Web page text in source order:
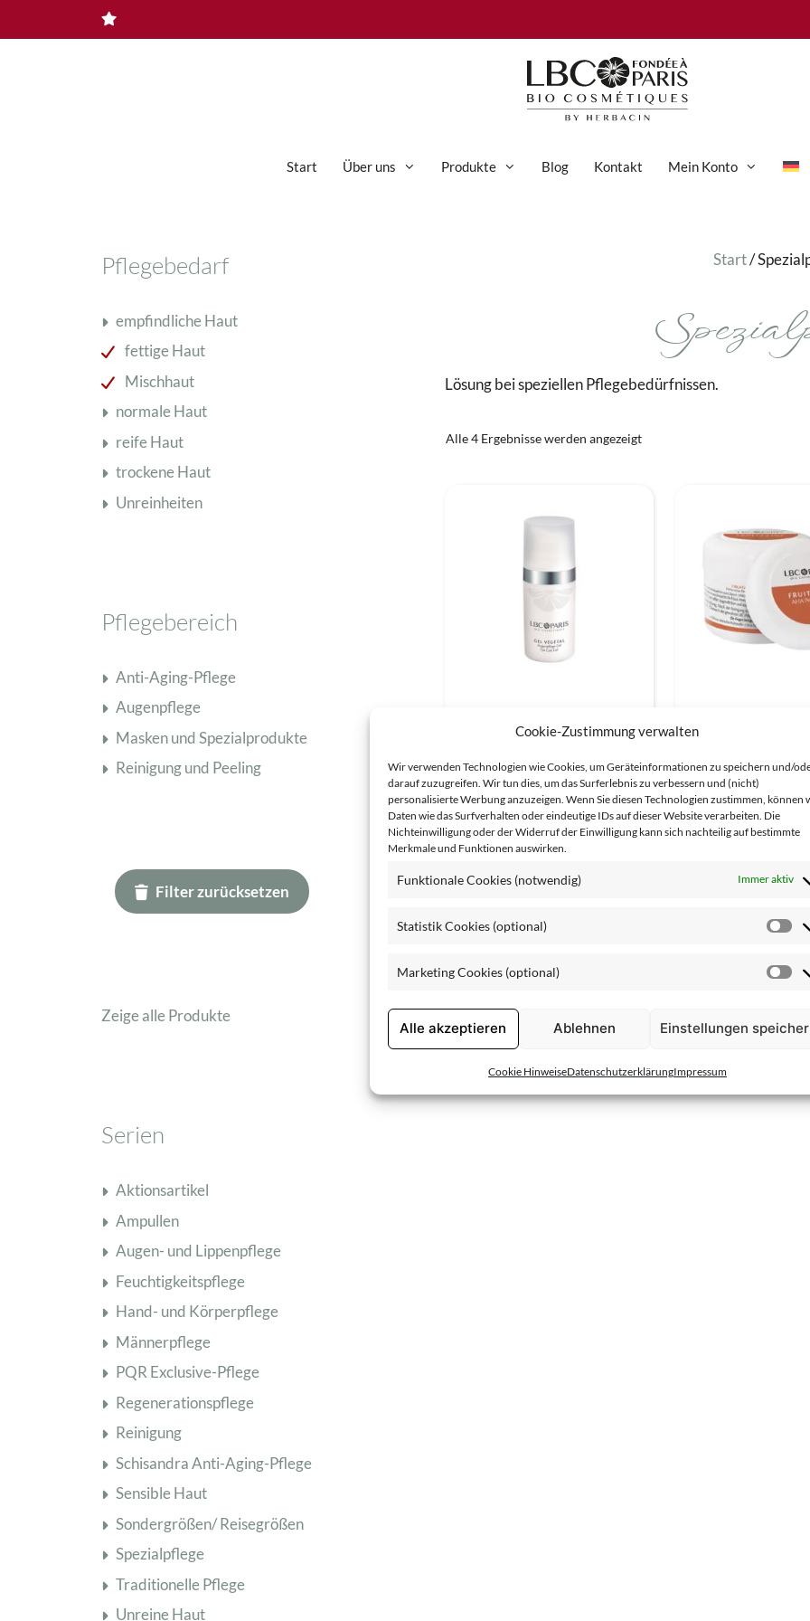
Cookie-Zustimmung verwalten
Wir verwenden Technologien wie Cookies, um Geräteinformationen zu speichern und/
darauf zuzugreifen. Wir tun dies, um das Surferlebnis zu verbessern und (nicht)
personalisierte Werbung anzuzeigen. Wenn Sie diesen Technologien zustimmen, können
Daten wie das Surfverhalten oder eindeutige IDs auf dieser Website verarbeiten. Die
Nichteinwilligung oder der Widerruf der Einwilligung kann sich nachteilig auf bestimmte
Merkmale und Funktionen auswirken.
Funktionale Cookies (notwendig) Immer aktiv
Statistik Cookies (optional)
Marketing Cookies (optional)
Alle akzeptieren Ablehnen Einstellungen
Cookie HinweiseDatenschutzerklärungImpressum
Start Über uns Produkte
Augen- und Lippenpflege
Bioformule Regenerationspflege
Männerpflege
Masken & Spezialprodukte
PQR Exklusiv-Pflege
Schisandra Anti-Aging-Pflege
Seren & Konzentrate
Spezialpflege
Blog Kontakt Mein Konto
Start/
Lösung bei speziellen Pflegebedürfnissen.
Alle 4 Ergebnisse werden angezeigt
Fruitacide AHA
Pflegebedarf
empfindliche Haut
fettige Haut
Mischhaut
normale Haut
reife Haut
trockene Haut
Unreinheiten
Pflegebereich
Anti-Aging-Pflege
Augenpflege
Masken und Spezialprodukte
Reinigung und Peeling
Filter zurücksetzen
Zeige alle Produkte
Serien
Aktionsartikel
Ampullen
Augen- und Lippenpflege
Feuchtigkeitspflege
Hand- und Körperpflege
Männerpflege
PQR Exclusive-Pflege
Regenerationspflege
Reinigung
Schisandra Anti-Aging-Pflege
Sensible Haut
Sondergrößen/ Reisegrößen
Spezialpflege
Traditionelle Pflege
Unreine Haut